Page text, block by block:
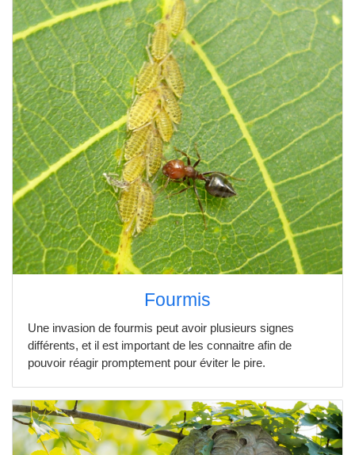
Fourmis
Une invasion de fourmis peut avoir plusieurs signes
différents, et il est important de les connaitre afin de
pouvoir réagir promptement pour éviter le pire.